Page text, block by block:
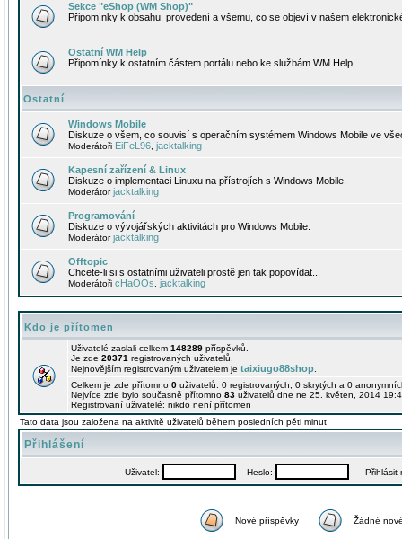
Sekce "eShop (WM Shop)"
Připomínky k obsahu, provedení a všemu, co se objeví v našem
Ostatní WM Help
Připomínky k ostatním částem portálu nebo ke službám WM Help.
Ostatní
Windows Mobile
Diskuze o všem, co souvisí s operačním systémem Windows Mobile ve
Moderátoři EiFeL96 jacktalking
Kapesní zařízení & Linux
Diskuze o implementaci Linuxu na přístrojích s Windows Mobile.
Moderátorjacktalking
Programování
Diskuze o vývojářských aktivitách pro Windows Mobile.
Moderátorjacktalking
Offtopic
Chcete-li si s ostatními uživateli prostě jen tak popovídat...
Moderátoři cHaOOs jacktalking
Kdo je přítomen
Uživatelé zaslali celkem 148289 příspěvků.
Je zde 20371 registrovaných uživatelů.
Nejnovějším registrovaným uživatelem je taixiugo88shop
Celkem je zde přítomno 0 uživatelů: 0 registrovaných, 0 skrytých a 0
Nejvíce zde bylo současně přítomno 83 uživatelů dne ne 25. květen, 2014
Registrovaní uživatelé: nikdo není přítomen
Tato data jsou založena na aktivitě uživatelů během posledních pěti minut
Přihlášení
Uživatel: Heslo: Přihlásit
Nové příspěvky Žádné